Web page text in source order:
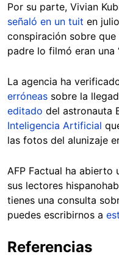
Por su parte, Vivian
señaló en un tuit en
conspiración sobre
padre lo filmó eran una
La agencia ha
erróneas sobre la
editado del astronauta
Inteligencia Artificial
las fotos del alunizaje
AFP Factual ha abierto
sus lectores
tienes una consulta
puedes escribirnos a
Referencias